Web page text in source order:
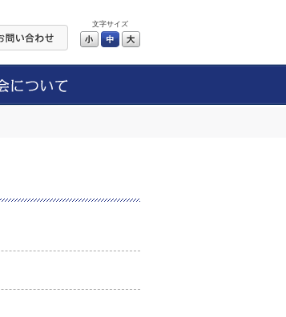
文字サイズ
小 中